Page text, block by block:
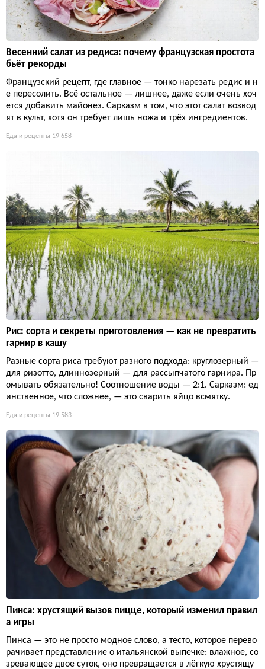
Весенний салат из редиса: почему французская простота
бьёт рекорды
Французский рецепт, где главное — тонко нарезать редис и н
е пересолить. Всё остальное — лишнее, даже если очень хоч
ется добавить майонез. Сарказм в том, что этот салат возвод
ят в культ, хотя он требует лишь ножа и трёх ингредиентов.
Еда и рецепты 19 658
Рис: сорта и секреты приготовления — как не превратить
гарнир в кашу
Разные сорта риса требуют разного подхода: круглозерный —
для ризотто, длиннозерный — для рассыпчатого гарнира. Пр
омывать обязательно! Соотношение воды — 2:1. Сарказм: ед
инственное, что сложнее, — это сварить яйцо всмятку.
Еда и рецепты 19 583
Пинса: хрустящий вызов пицце, который изменил правил
а игры
Пинса — это не просто модное слово, а тесто, которое перево
рачивает представление о итальянской выпечке: влажное, со
зревающее двое суток, оно превращается в лёгкую хрустящу